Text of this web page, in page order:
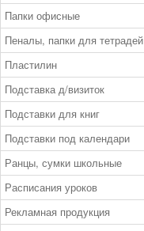
Папки офисные
Пеналы, папки для тетрадей
Пластилин
Подставка д/визиток
Подставки для книг
Подставки под календари
Ранцы, сумки школьные
Расписания уроков
Рекламная продукция